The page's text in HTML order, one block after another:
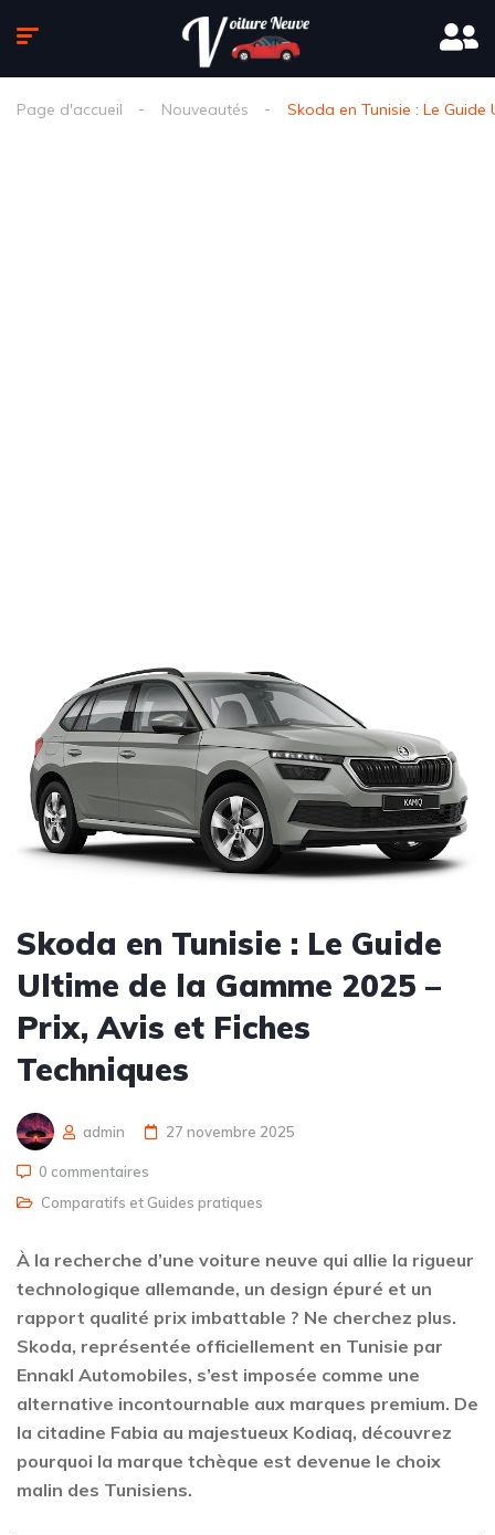
Page d'accueil Nouveautés Skoda en Tunisie : Le
Skoda en Tunisie : Le Guide
Ultime de la Gamme 2025 –
Prix, Avis et Fiches
Techniques
admin 27 novembre 2025
0 commentaires
Comparatifs et Guides pratiques
À la recherche d’une voiture neuve qui allie la rigueur
technologique allemande, un design épuré et un
rapport qualité prix imbattable ? Ne cherchez plus.
Skoda, représentée officiellement en Tunisie par
Ennakl Automobiles, s’est imposée comme une
alternative incontournable aux marques premium. De
la citadine Fabia au majestueux Kodiaq, découvrez
pourquoi la marque tchèque est devenue le choix
malin des Tunisiens.